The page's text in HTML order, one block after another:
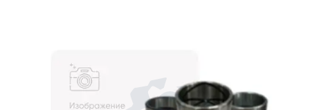
3D тур по производству
3D тур по складам